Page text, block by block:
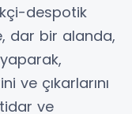
despotik
dar bir alanda,
ve çıkarlarını
ve